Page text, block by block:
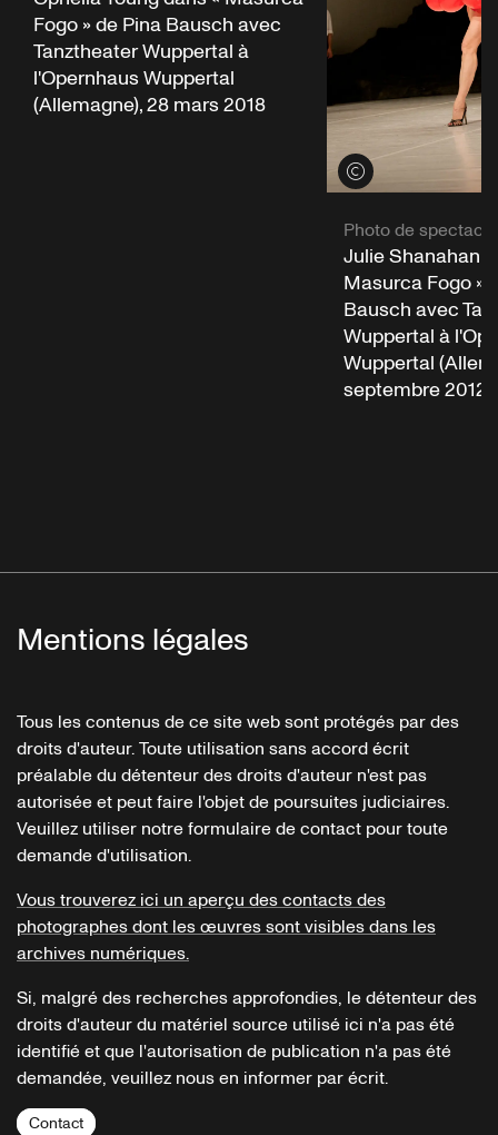
Fogo » de Pina Bausch avec
Tanztheater Wuppertal à
l'Opernhaus Wuppertal
(Allemagne), 28 mars 2018
Voir les crédits
Photo de spectacle
Julie Shanahan
Masurca Fogo »
Bausch avec
Wuppertal à
Wuppertal
septembre 2012
Mentions légales
Tous les contenus de ce site web sont protégés par des
droits d'auteur. Toute utilisation sans accord écrit
préalable du détenteur des droits d'auteur n'est pas
autorisée et peut faire l'objet de poursuites judiciaires.
Veuillez utiliser notre formulaire de contact pour toute
demande d'utilisation.
Vous trouverez ici un aperçu des contacts des
photographes dont les œuvres sont visibles dans les
archives numériques.
Si, malgré des recherches approfondies, le détenteur des
droits d'auteur du matériel source utilisé ici n'a pas été
identifié et que l'autorisation de publication n'a pas été
demandée, veuillez nous en informer par écrit.
Contact